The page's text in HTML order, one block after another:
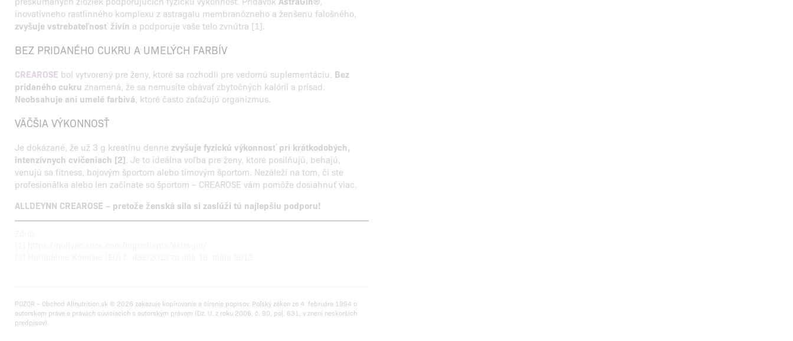
inovatívneho rastlinného komplexu z astragalu membranózneho a ženšenu falošného,
zvyšuje vstrebateľnosť živín a podporuje vaše telo zvnútra [1].
BEZ PRIDANÉHO CUKRU A UMELÝCH FARBÍV
CREAROSE bol vytvorený pre ženy, ktoré sa rozhodli pre vedomú suplementáciu. Bez
pridaného cukru znamená, že sa nemusíte obávať zbytočných kalórií a prísad.
Neobsahuje ani umelé farbivá, ktoré často zaťažujú organizmus.
VÄČŠIA VÝKONNOSŤ
Je dokázané, že už 3 g kreatínu denne zvyšuje fyzickú výkonnosť pri krátkodobých,
intenzívnych cvičeniach [2]. Je to ideálna voľba pre ženy, ktoré posilňujú, behajú,
venujú sa fitness, bojovým športom alebo tímovým športom. Nezáleží na tom, či ste
profesionálka alebo len začínate so športom – CREAROSE vám pomôže dosiahnuť viac.
ALLDEYNN CREAROSE – pretože ženská sila si zaslúži tú najlepšiu podporu!
POZOR – Obchod Allnutrition.sk © 2026 zakazuje kopírovanie a šírenie popisov. Poľský zákon zo 4. februára 1994 o
autorskom práve a právach súvisiacich s autorským právom (Dz. U. z roku 2006, č. 90, pol. 631, v znení neskorších
predpisov).